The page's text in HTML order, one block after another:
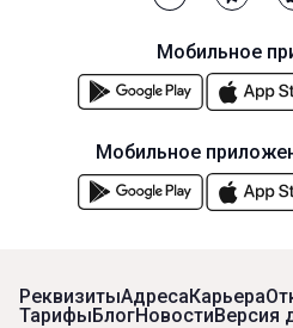
РеквизитыАдресаКарьера
ТарифыБлогНовостиВерсия
Мобильное
Мобильное